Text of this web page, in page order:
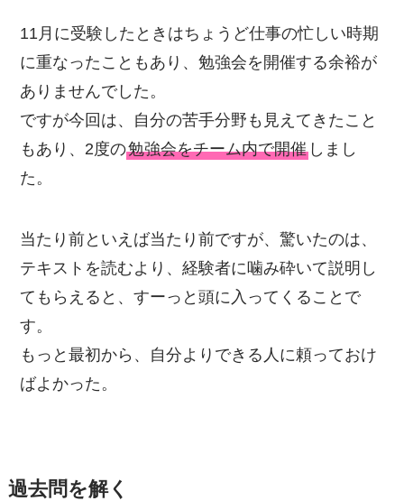
11月に受験したときはちょうど仕事の忙しい時期
に重なったこともあり、勉強会を開催する余裕が
ありませんでした。
ですが今回は、自分の苦手分野も見えてきたこと
もあり、2度の勉強会をチーム内で開催 しまし
た。
当たり前といえば当たり前ですが、驚いたのは、
テキストを読むより、経験者に噛み砕いて説明し
てもらえると、すーっと頭に入ってくることで
す。
もっと最初から、自分よりできる人に頼っておけ
ばよかった。
過去問を解く